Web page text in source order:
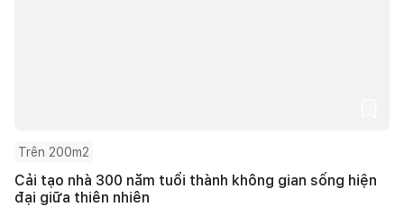
Trên 200m2
Cải tạo nhà 300 năm tuổi thành không gian sống hiện
đại giữa thiên nhiên